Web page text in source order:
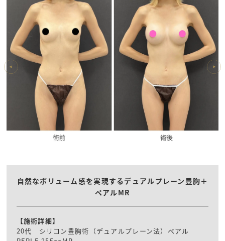
自然なボリューム感を実現するデュアルプレーン豊胸＋
ペアルMR
【施術詳細】
20代 シリコン豊胸術（デュアルプレーン法）ペアル